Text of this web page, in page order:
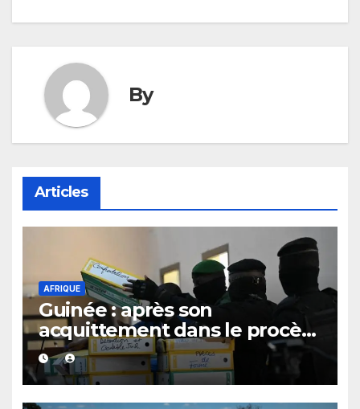
By
Articles
AFRIQUE
Guinée : après son
acquittement dans le procès
du 28 septembre 2009,
Bienvenu Lamah promu
général de brigade